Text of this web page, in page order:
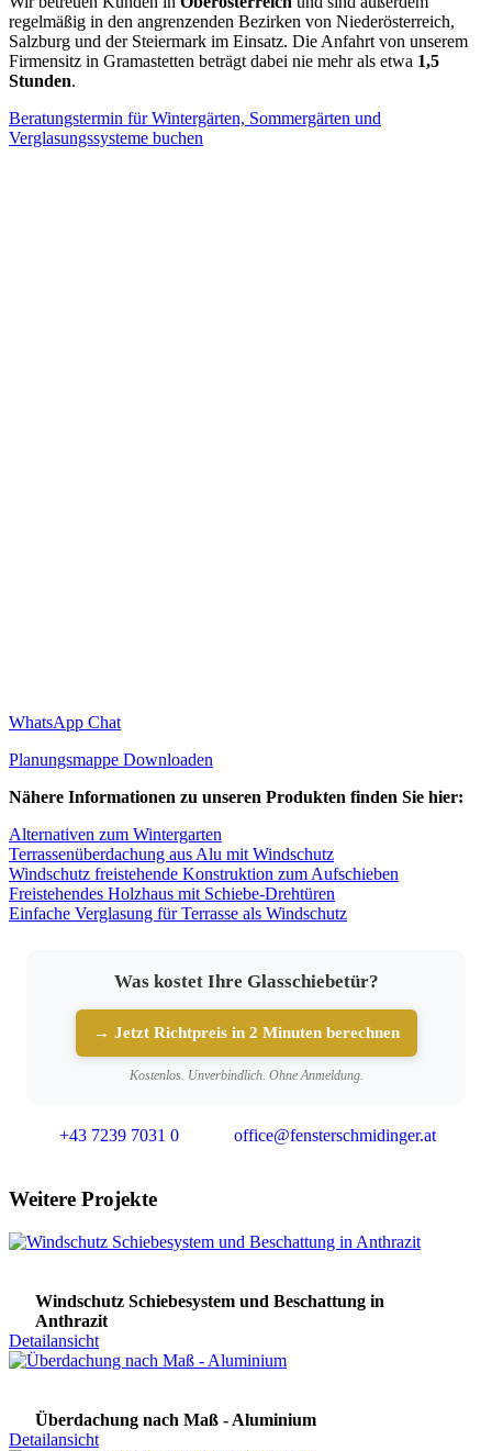
regelmäßig in den angrenzenden Bezirken von Niederösterreich,
Salzburg und der Steiermark im Einsatz. Die Anfahrt von unserem
Firmensitz in Gramastetten beträgt dabei nie mehr als etwa 1,5
Stunden.
Beratungstermin für Wintergärten, Sommergärten und
Verglasungssysteme buchen
WhatsApp Chat
Planungsmappe Downloaden
Nähere Informationen zu unseren Produkten finden Sie hier:
Alternativen zum Wintergarten
Terrassenüberdachung aus Alu mit Windschutz
Windschutz freistehende Konstruktion zum Aufschieben
Freistehendes Holzhaus mit Schiebe-Drehtüren
Einfache Verglasung für Terrasse als Windschutz
Was kostet Ihre Glasschiebetür?
→ Jetzt Richtpreis in 2 Minuten berechnen
Kostenlos. Unverbindlich. Ohne Anmeldung.
+43 7239 7031 0 office@fensterschmidinger.at
Weitere Projekte
Windschutz Schiebesystem und Beschattung in
Anthrazit
Detailansicht
Überdachung nach Maß - Aluminium
Detailansicht